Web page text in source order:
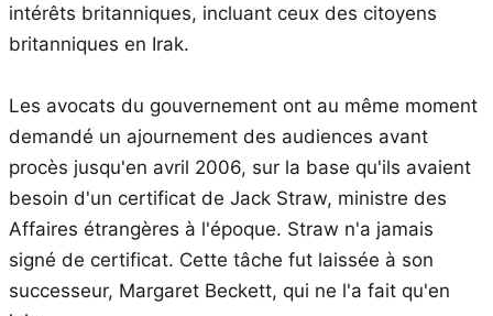
intérêts britanniques, incluant ceux des citoyens
britanniques en Irak.
Les avocats du gouvernement ont au même moment
demandé un ajournement des audiences avant
procès jusqu'en avril 2006, sur la base qu'ils avaient
besoin d'un certificat de Jack Straw, ministre des
Affaires étrangères à l'époque. Straw n'a jamais
signé de certificat. Cette tâche fut laissée à son
successeur, Margaret Beckett, qui ne l'a fait qu'en